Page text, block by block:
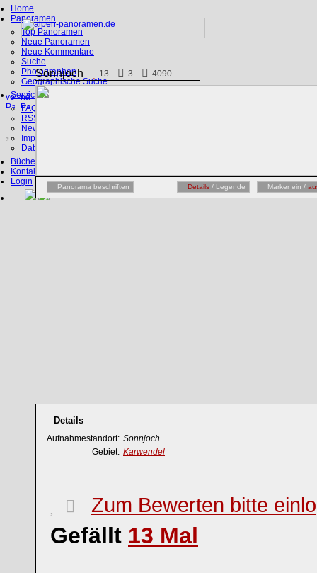
Home
Panoramen
Top Panoramen
Neue Panoramen
Neue Kommentare
Suche
Photographen
Geographische Suche
Service
FAQ
RSS, Google Earth
News
Impressum
Datenschutz
Bücher
Kontakt
Login
Sonnjoch 13 3 4090
Panorama beschriften Details / Legende Marker ein /
Details
Aufnahmestandort: Sonnjoch
Gebiet: Karwendel
Zum Bewerten bitte
Gefällt 13 Mal